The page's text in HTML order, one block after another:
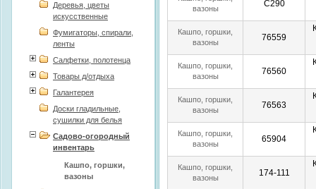
Деревья, цветы
искусственные
Фумигаторы, спирали,
ленты
Салфетки, полотенца
Товары д/отдыха
Галантерея
Доски гладильные,
сушилки для белья
Садово-огородный
инвентарь
Кашпо, горшки,
вазоны
вазоны
С290
Кашпо, горшки,
вазоны
76559
Кашпо, горшки,
вазоны
76560
Кашпо, горшки,
вазоны
76563
Кашпо, горшки,
вазоны
65904
Кашпо, горшки,
вазоны
174-111